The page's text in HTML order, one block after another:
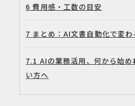
6 費用感・工数の目安
7 まとめ：AI文書自動化で変
7.1 AIの業務活用、何から始
い方へ